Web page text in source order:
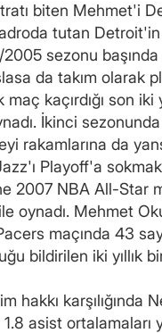
biten Mehmet'i
tutan
sezonu
da takım olarak
kaçırdığı son
İkinci
rakamlarına da
Playoff'a
2007 NBA All-Star
oynadı. Mehmet
maçında 43
bildirilen iki yıllık
hakkı
asist